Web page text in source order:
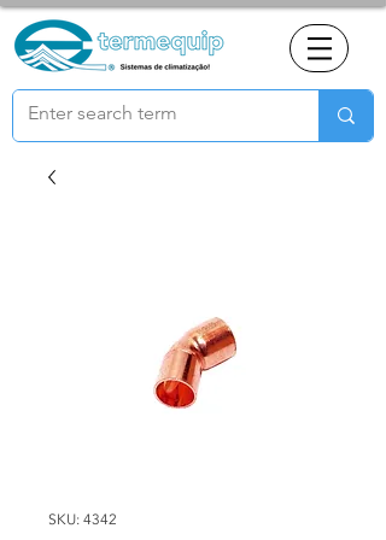
SKU: 4342